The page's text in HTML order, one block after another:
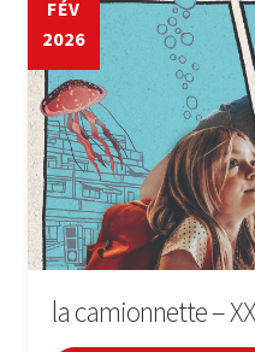
LIVRE
SE CONNECTER
FÉV
2026
la camionnette –